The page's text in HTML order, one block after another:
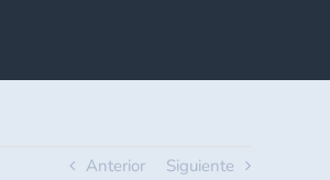
Anterior Siguiente